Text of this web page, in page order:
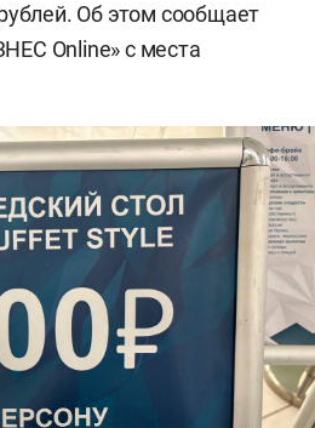
Об этом сообщает
Online» с места